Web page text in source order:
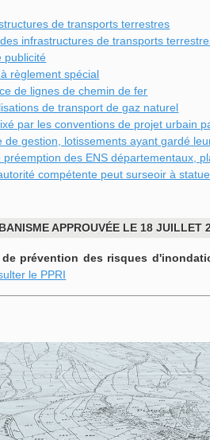
de transports terrestres
infrastructures de transports
publicité
règlement spécial
de lignes de chemin de fer
de transport de gaz naturel
par les conventions de projet urbain
gestion, lotissements ayant gardé
des ENS départementaux,
compétente peut surseoir à
APPROUVÉE LE 18 JUILLET
prévention des risques
le PPRI